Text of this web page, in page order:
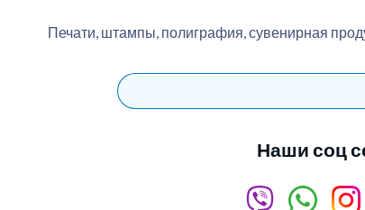
Печати, штампы, полиграфия, сувенирная
Наши соц